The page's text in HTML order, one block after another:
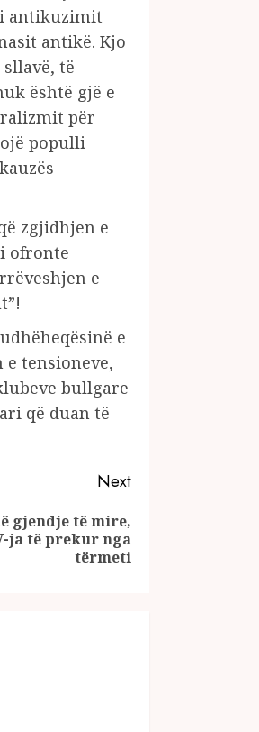
antikuzimit
antikë. Kjo
të
është gjë e
për
populli
zgjidhjen e
ofronte
e
e
tensioneve,
bullgare
që duan të
Next
gjendje të mire,
ja të prekur nga
tërmeti